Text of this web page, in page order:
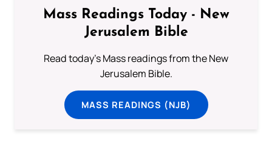
Mass Readings Today - New
Jerusalem Bible
Read today's Mass readings from the New
Jerusalem Bible.
MASS READINGS (NJB)